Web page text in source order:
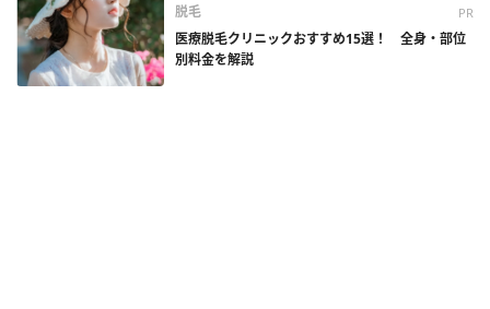
脱毛 PR
医療脱毛クリニックおすすめ15選！ 全身・部位
別料金を解説